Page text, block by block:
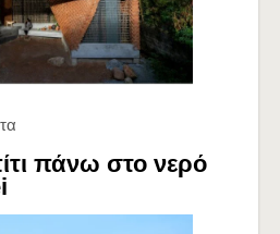
πάνω στο νερό